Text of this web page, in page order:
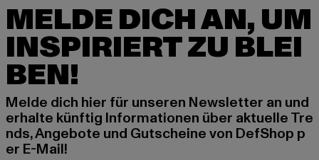
MELDE DICH AN, UM
INSPIRIERT ZU BLEI
BEN!
Melde dich hier für unseren Newsletter an und
erhalte künftig Informationen über aktuelle Tre
nds, Angebote und Gutscheine von DefShop p
er E-Mail!